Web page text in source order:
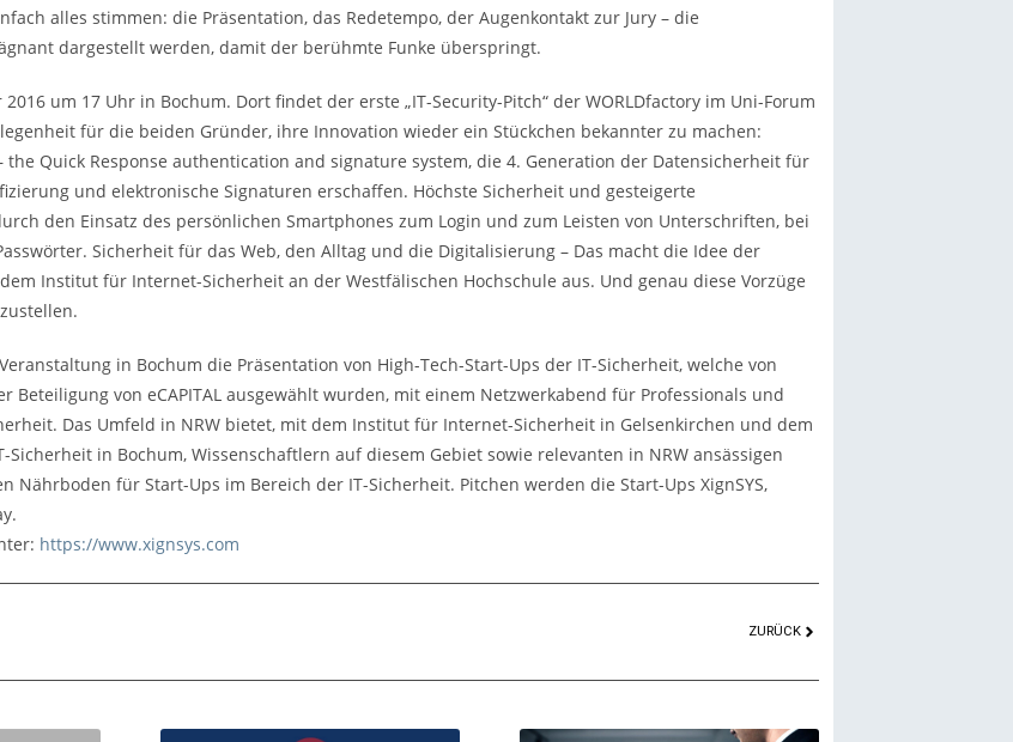
alles stimmen: die Präsentation, das Redetempo, der Augenkontakt zur Jury – die
dargestellt werden, damit der berühmte Funke überspringt.
um 17 Uhr in Bochum. Dort findet der erste „IT-Security-Pitch“ der WORLDfactory im Uni-Forum
für die beiden Gründer, ihre Innovation wieder ein Stückchen bekannter zu machen:
the Quick Response authentication and signature system, die 4. Generation der Datensicherheit für
und elektronische Signaturen erschaffen. Höchste Sicherheit und gesteigerte
den Einsatz des persönlichen Smartphones zum Login und zum Leisten von Unterschriften, bei
Sicherheit für das Web, den Alltag und die Digitalisierung – Das macht die Idee der
Institut für Internet-Sicherheit an der Westfälischen Hochschule aus. Und genau diese Vorzüge
in Bochum die Präsentation von High-Tech-Start-Ups der IT-Sicherheit, welche von
Beteiligung von eCAPITAL ausgewählt wurden, mit einem Netzwerkabend für Professionals und
Das Umfeld in NRW bietet, mit dem Institut für Internet-Sicherheit in Gelsenkirchen und dem
in Bochum, Wissenschaftlern auf diesem Gebiet sowie relevanten in NRW ansässigen
Nährboden für Start-Ups im Bereich der IT-Sicherheit. Pitchen werden die Start-Ups XignSYS,
https://www.xignsys.com
ZURÜCK